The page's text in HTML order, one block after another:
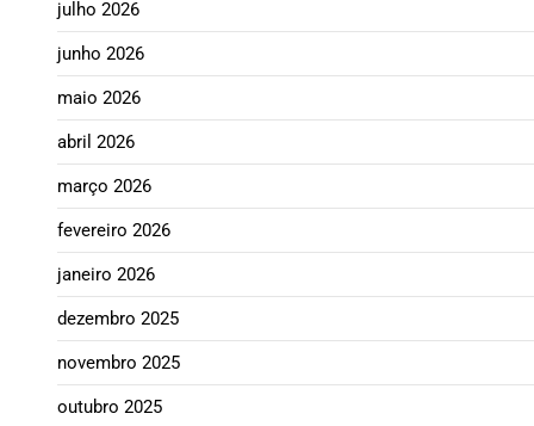
julho 2026
junho 2026
maio 2026
abril 2026
março 2026
fevereiro 2026
janeiro 2026
dezembro 2025
novembro 2025
outubro 2025